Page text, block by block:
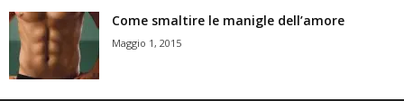
Come smaltire le manigle dell’amore
Maggio 1, 2015